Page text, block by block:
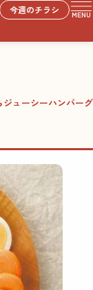
今週のチラシ MENU
ジューシーハンバーグ